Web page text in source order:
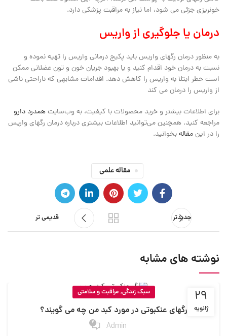
خونریزی جزئی می شود، اما نیاز به مراقبت پزشکی دارد.
درمان یا جلوگیری از واریس
به منظور درمان رگهای واریس باید پکیج درمانی واریس را تهیه نموده و
نسبت به درمان خود اقدام کنید و یا بهبود جریان خون و تون عضلانی ممکن
است خطر ابتلا به واریس را کاهش دهد. اقدامات مشابهی که ناراحتی ناشی
از واریس را درمان می کند
برای اطلاعات بیشتر و خرید محصولات با کیفیت، به وب‌سایتهمدرد دارو
مراجعه کنید. همچنین می‌توانید اطلاعات بیشتری درباره درمان رگهای واریس
را در اینمقالهبخوانید.
مقاله علمی
جدیدتر قدیمی تر
نوشته های مشابه
29
ژانویه
سبک زندگی,مراقبت و سلامتی
رگهای عنکبوتی در مورد کبد من چه می گویند؟
Admin
2